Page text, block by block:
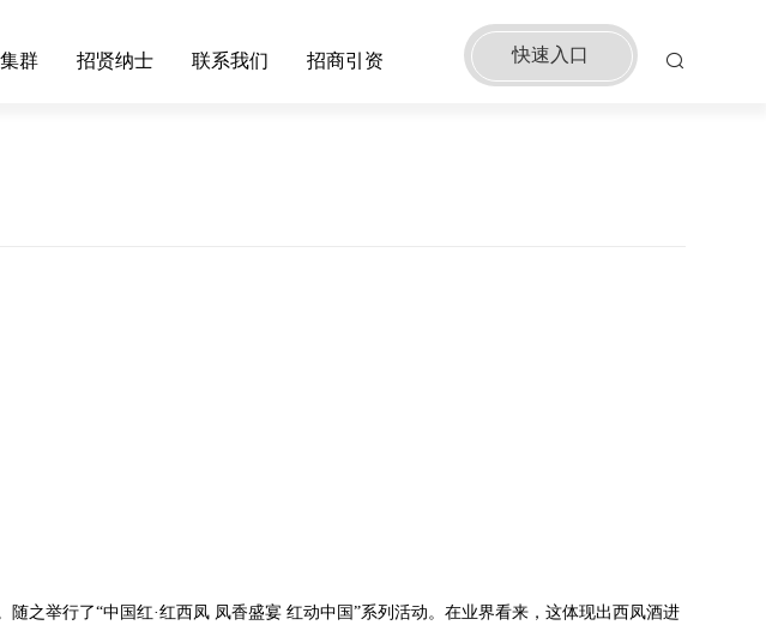
群 招贤纳士 联系我们 招商引资 快速入口
之举行了“中国红·红西凤 凤香盛宴 红动中国”系列活动。在业界看来，这体现出西凤酒进